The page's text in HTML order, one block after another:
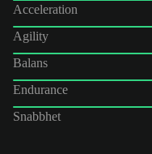
Acceleration
Agility
Balans
Endurance
Snabbhet